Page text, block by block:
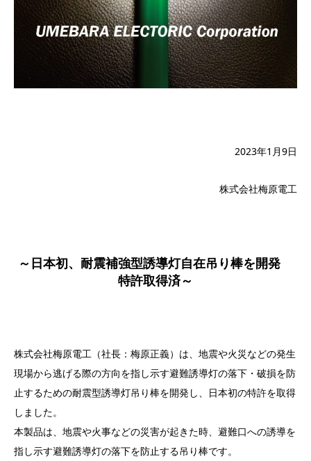
2023年1月9日
株式会社梅原電工
～日本初、耐震補強型誘導灯自在吊り棒を開発
特許取得済～
株式会社梅原電工（社長：梅原正義）は、地震や火災などの発生
現場から逃げる際の方向を指し示す避難誘導灯の落下・破損を防
止するための耐震型誘導灯吊り棒を開発し、日本初の特許を取得
しました。
本製品は、地震や火事などの災害が起きた時、避難口への誘導を
指し示す避難誘導灯の落下を防止する吊り棒です。